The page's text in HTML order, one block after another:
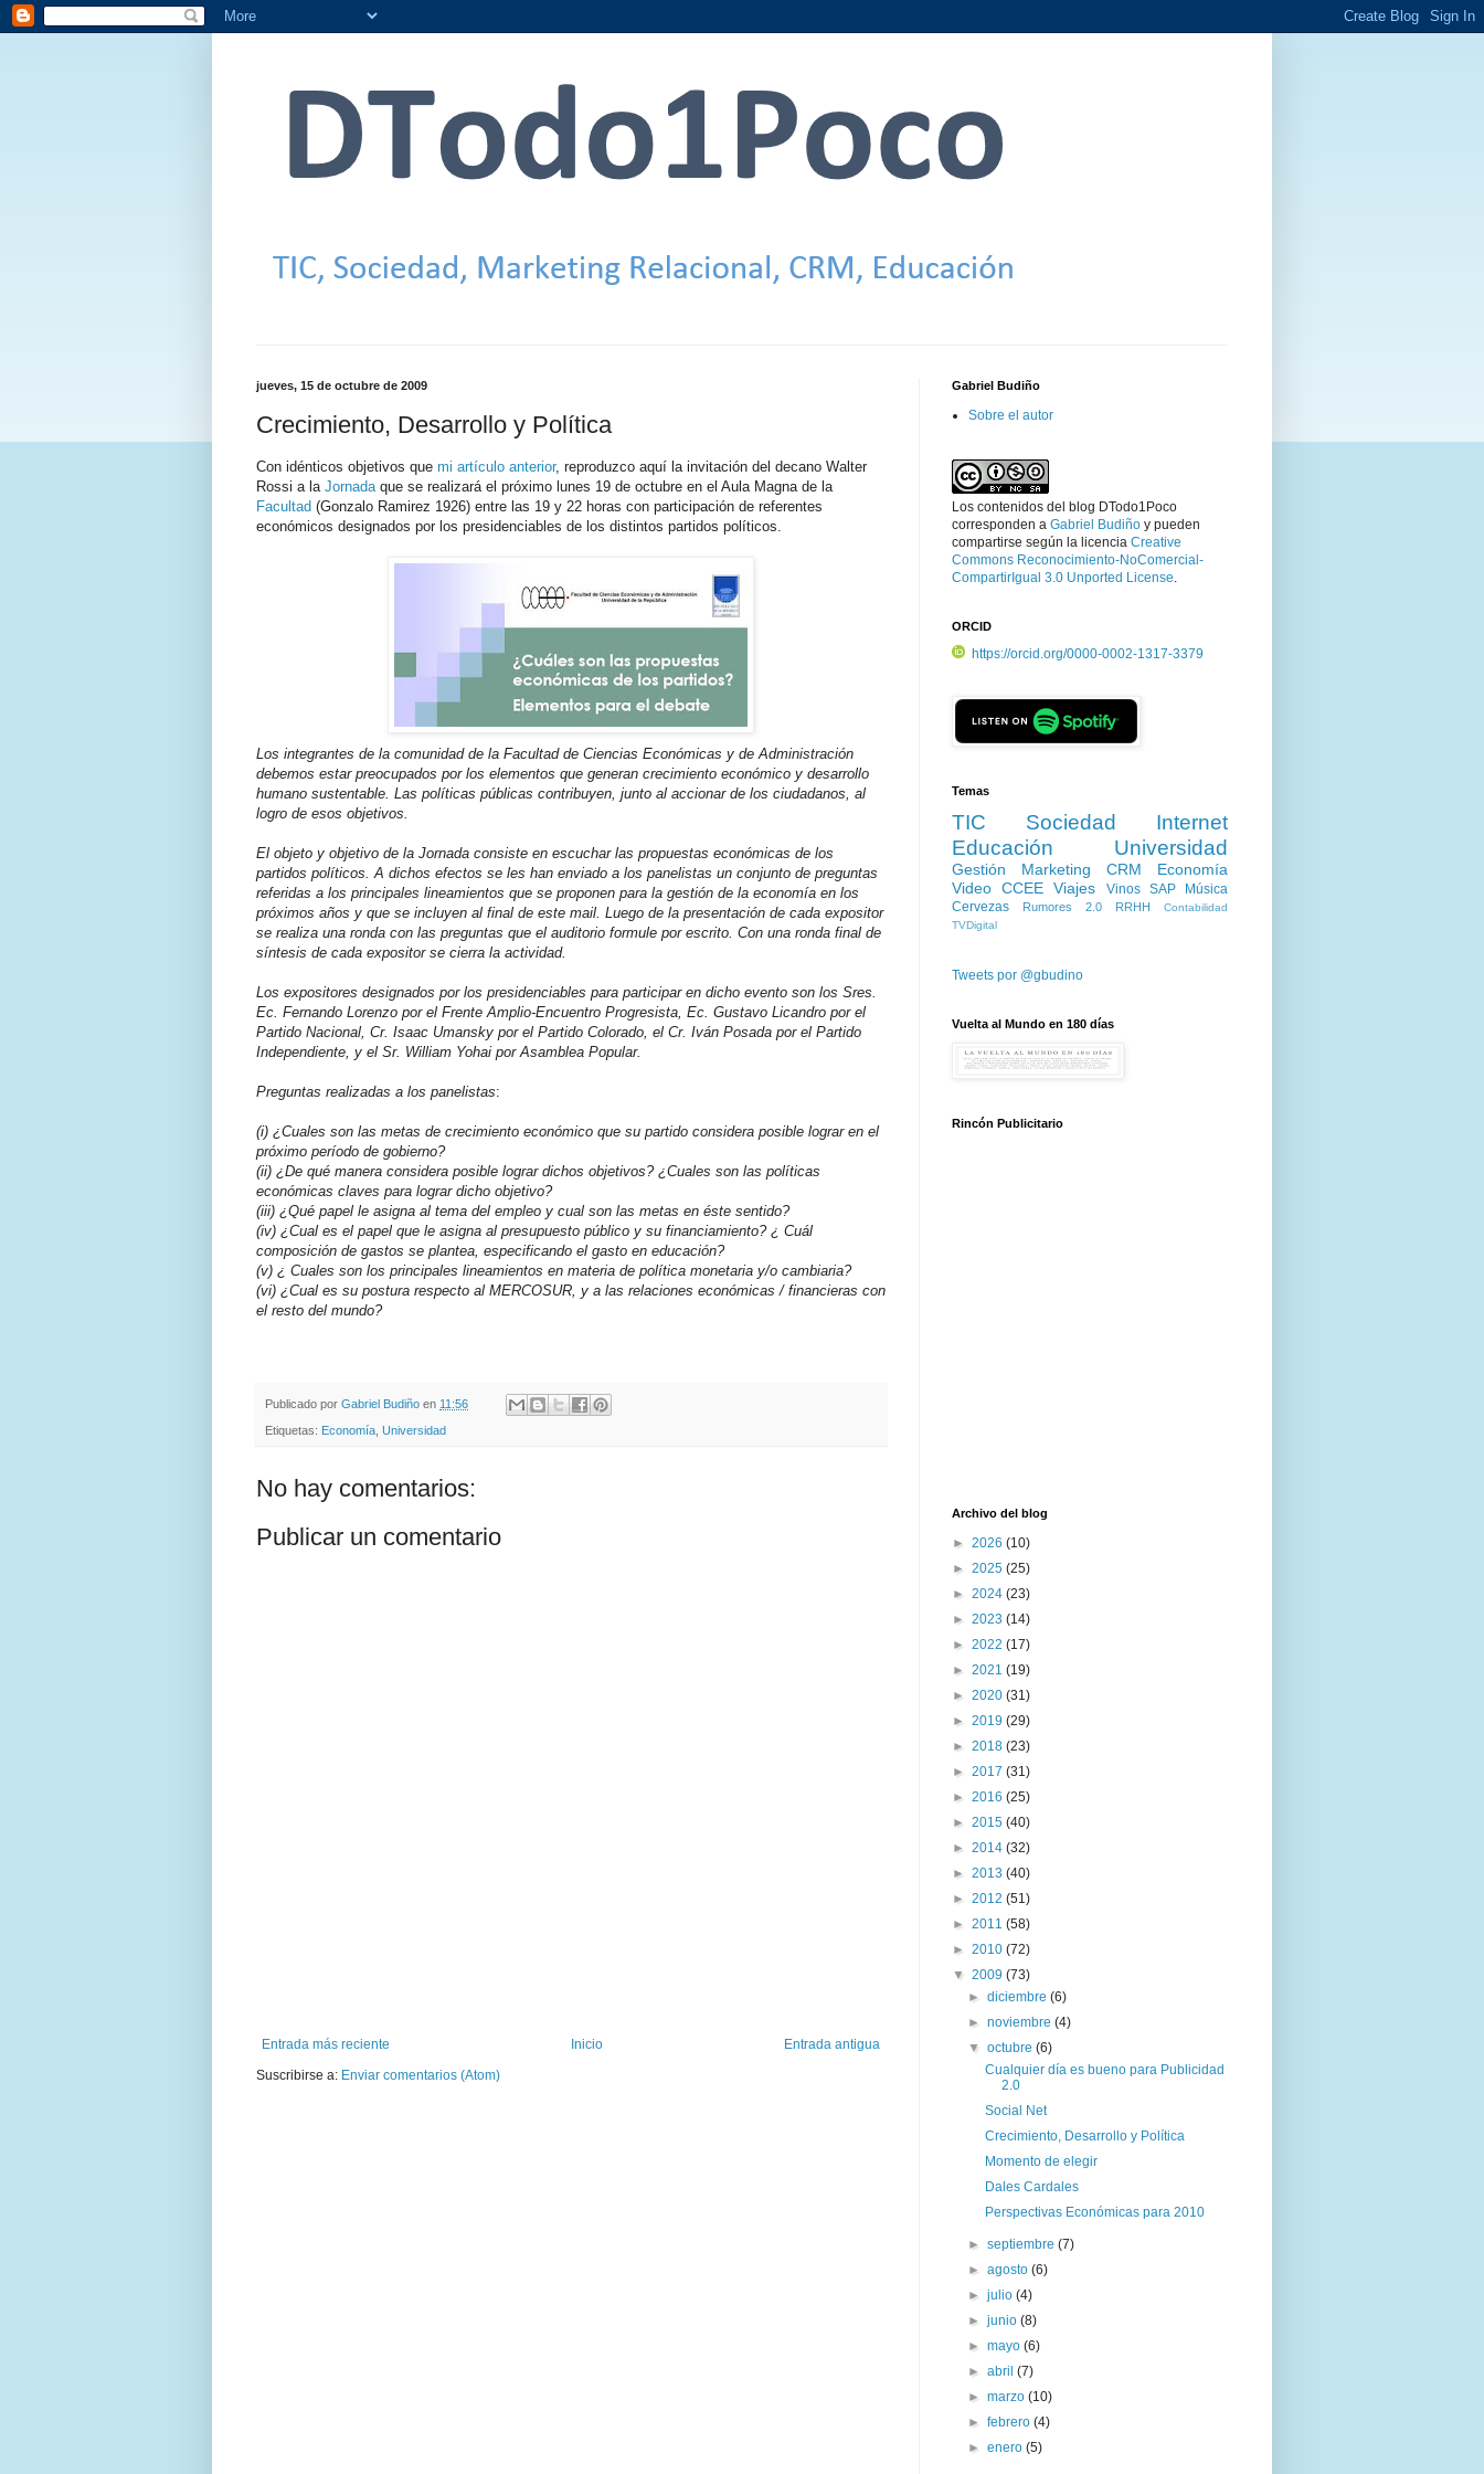
jueves, 15 de octubre de 2009
Crecimiento, Desarrollo y Política
Con idénticos objetivos que mi artículo anterior, reproduzco aquí la invitación del decano Walter
Rossi a la Jornada que se realizará el próximo lunes 19 de octubre en el Aula Magna de la
Facultad (Gonzalo Ramirez 1926) entre las 19 y 22 horas con participación de referentes
económicos designados por los presidenciables de los distintos partidos políticos.
Los integrantes de la comunidad de la Facultad de Ciencias Económicas y de Administración
debemos estar preocupados por los elementos que generan crecimiento económico y desarrollo
humano sustentable. Las políticas públicas contribuyen, junto al accionar de los ciudadanos, al
logro de esos objetivos.
El objeto y objetivo de la Jornada consiste en escuchar las propuestas económicas de los
partidos políticos. A dichos efectos se les han enviado a los panelistas un conjunto de preguntas
referidas a los principales lineamientos que se proponen para la gestión de la economía en los
próximos años y que se incluyen al final de este mail. Luego de la presentación de cada expositor
se realiza una ronda con las preguntas que el auditorio formule por escrito. Con una ronda final de
síntesis de cada expositor se cierra la actividad.
Los expositores designados por los presidenciables para participar en dicho evento son los Sres.
Ec. Fernando Lorenzo por el Frente Amplio-Encuentro Progresista, Ec. Gustavo Licandro por el
Partido Nacional, Cr. Isaac Umansky por el Partido Colorado, el Cr. Iván Posada por el Partido
Independiente, y el Sr. William Yohai por Asamblea Popular.
Preguntas realizadas a los panelistas:
(i) ¿Cuales son las metas de crecimiento económico que su partido considera posible lograr en el
próximo período de gobierno?
(ii) ¿De qué manera considera posible lograr dichos objetivos? ¿Cuales son las políticas
económicas claves para lograr dicho objetivo?
(iii) ¿Qué papel le asigna al tema del empleo y cual son las metas en éste sentido?
(iv) ¿Cual es el papel que le asigna al presupuesto público y su financiamiento? ¿ Cuál
composición de gastos se plantea, especificando el gasto en educación?
(v) ¿ Cuales son los principales lineamientos en materia de política monetaria y/o cambiaria?
(vi) ¿Cual es su postura respecto al MERCOSUR, y a las relaciones económicas / financieras con
el resto del mundo?
Publicado por Gabriel Budiño en 11:56
Etiquetas: Economía Universidad
No hay comentarios:
Publicar un comentario
Entrada más reciente Entrada antigua
Inicio
Suscribirse a: Enviar comentarios (Atom)
Gabriel Budiño
Sobre el autor
Los contenidos del blog DTodo1Poco
corresponden a Gabriel Budiño y pueden
compartirse según la licencia Creative
Commons Reconocimiento-NoComercial-
CompartirIgual 3.0 Unported License.
ORCID
https://orcid.org/0000-0002-1317-3379
Temas
TIC Sociedad
Internet
Educación
Universidad
Gestión Marketing CRM
Economía
Video CCEE Viajes Vinos SAP
Música
Cervezas
Rumores 2.0 RRHH
Contabilidad
TVDigital
Tweets por @gbudino
Vuelta al Mundo en 180 días
Rincón Publicitario
Archivo del blog
► 2026 (10)
► 2025 (25)
► 2024 (23)
► 2023 (14)
► 2022 (17)
► 2021 (19)
► 2020 (31)
► 2019 (29)
► 2018 (23)
► 2017 (31)
► 2016 (25)
► 2015 (40)
► 2014 (32)
► 2013 (40)
► 2012 (51)
► 2011 (58)
► 2010 (72)
▼ 2009 (73)
►diciembre(6)
►noviembre(4)
▼octubre(6)
Cualquier día es bueno para Publicidad
2.0
Social Net
Crecimiento, Desarrollo y Política
Momento de elegir
Dales Cardales
Perspectivas Económicas para 2010
►septiembre(7)
►agosto(6)
►julio(4)
►junio(8)
►mayo(6)
►abril(7)
►marzo(10)
►febrero(4)
►enero(5)